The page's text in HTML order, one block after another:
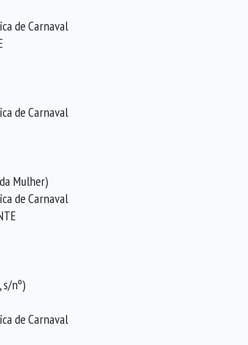
de Carnaval
de Carnaval
Mulher)
de Carnaval
s/nº)
de Carnaval